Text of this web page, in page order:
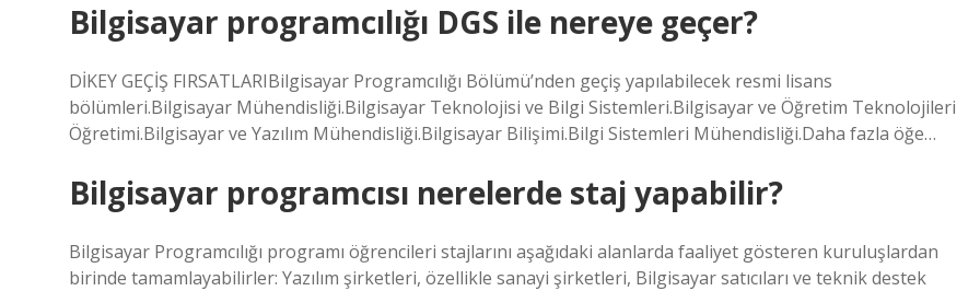
Bilgisayar programcılığı DGS ile nereye geçer?
DİKEY GEÇİŞ FIRSATLARIBilgisayar Programcılığı Bölümü’nden geçiş yapılabilecek resmi lisans
bölümleri.Bilgisayar Mühendisliği.Bilgisayar Teknolojisi ve Bilgi Sistemleri.Bilgisayar ve Öğretim Teknolojileri
Öğretimi.Bilgisayar ve Yazılım Mühendisliği.Bilgisayar Bilişimi.Bilgi Sistemleri Mühendisliği.Daha fazla öğe…
Bilgisayar programcısı nerelerde staj yapabilir?
Bilgisayar Programcılığı programı öğrencileri stajlarını aşağıdaki alanlarda faaliyet gösteren kuruluşlardan
birinde tamamlayabilirler: Yazılım şirketleri, özellikle sanayi şirketleri, Bilgisayar satıcıları ve teknik destek